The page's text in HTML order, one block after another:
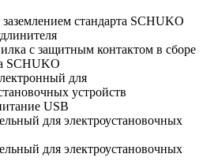
заземлением стандарта SCHUKO
с защитным контактом в сборе
SCHUKO
для
устройств
USB
для электроустановочных
для электроустановочных